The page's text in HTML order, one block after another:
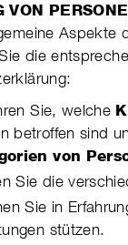
VON
Aspekte
die
Sie, welche
betroffen sind
von
Sie die
Sie in
stützen.